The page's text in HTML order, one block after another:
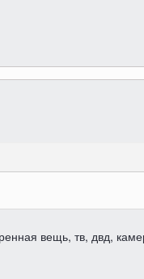
вещь, тв, двд,